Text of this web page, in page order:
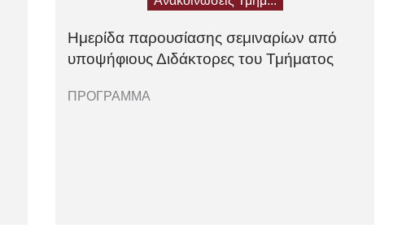
Ημερίδα παρουσίασης σεμιναρίων από
υποψήφιους Διδάκτορες του Τμήματος
ΠΡΟΓΡΑΜΜΑ